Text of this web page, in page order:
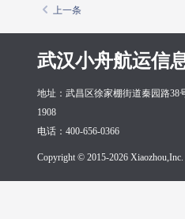
上一条
武汉小舟航运信
地址：武昌区徐家棚街道秦园路38
1908
电话：400-656-0366
Copyright © 2015-2026